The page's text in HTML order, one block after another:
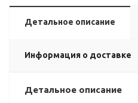
Детальное описание
Информация о доставке
Детальное описание